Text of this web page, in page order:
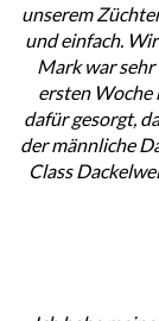
unserem
und einfach.
Mark war
ersten Woche
dafür gesorgt,
der männliche
Class